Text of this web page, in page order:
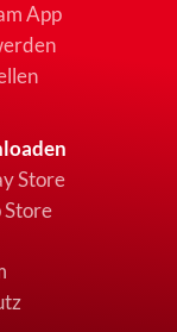
App
Store
Store